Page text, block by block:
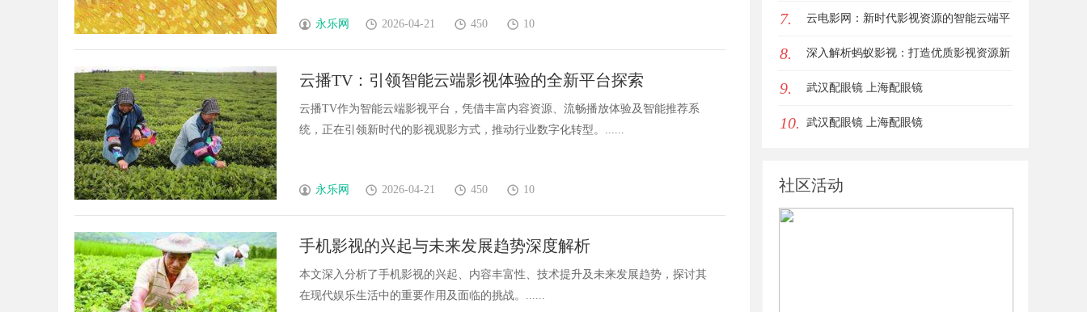
永乐网 2026-04-21 450 10
云播TV：引领智能云端影视体验的全新平台探索
云播TV作为智能云端影视平台，凭借丰富内容资源、流畅播放体验及智能推荐系
统，正在引领新时代的影视观影方式，推动行业数字化转型。......
永乐网 2026-04-21 450 10
手机影视的兴起与未来发展趋势深度解析
本文深入分析了手机影视的兴起、内容丰富性、技术提升及未来发展趋势，探讨其
在现代娱乐生活中的重要作用及面临的挑战。......
7. 云电影网：新时代影视资源的智能云端平
台解析
8. 深入解析蚂蚁影视：打造优质影视资源新
平台
9. 武汉配眼镜 上海配眼镜
10. 武汉配眼镜 上海配眼镜
社区活动